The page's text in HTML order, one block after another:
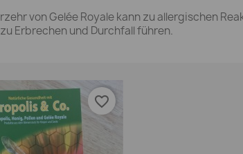
von Gelée Royale kann zu allergischen
Erbrechen und Durchfall führen.
favorite_border